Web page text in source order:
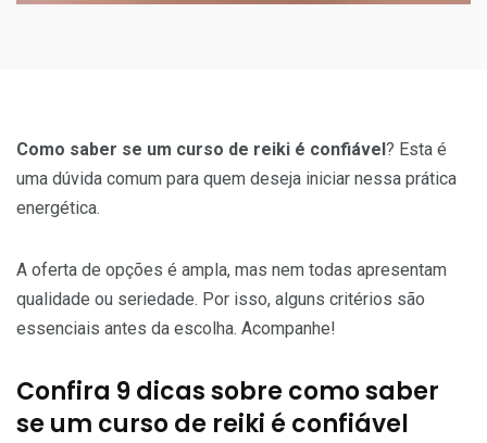
Como saber se um curso de reiki é confiável? Esta é
uma dúvida comum para quem deseja iniciar nessa prática
energética.
A oferta de opções é ampla, mas nem todas apresentam
qualidade ou seriedade. Por isso, alguns critérios são
essenciais antes da escolha. Acompanhe!
Confira 9 dicas sobre como saber
se um curso de reiki é confiável